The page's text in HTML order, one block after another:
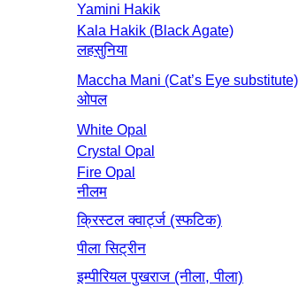
Yamini Hakik
Kala Hakik (Black Agate)
लहसुनिया
Maccha Mani (Cat’s Eye substitute)
ओपल
White Opal
Crystal Opal
Fire Opal
नीलम
क्रिस्टल क्वार्ट्ज (स्फटिक)
पीला सिट्रीन
इम्पीरियल पुखराज (नीला, पीला)